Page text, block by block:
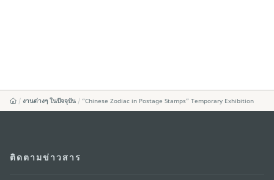
งานต่างๆ ในปัจจุบัน “Chinese Zodiac in Postage Stamps” Temporary Exhibition
ติดตามข่าวสาร